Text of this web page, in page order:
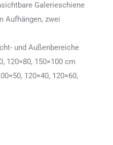
Galerieschiene
Aufhängen, zwei
und Außenbereiche
120×80, 150×100 cm
120×40, 120×60,